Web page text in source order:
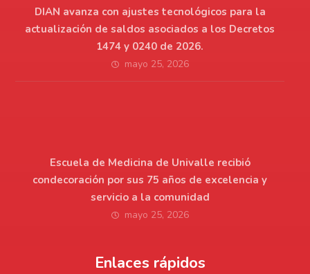
DIAN avanza con ajustes tecnológicos para la
actualización de saldos asociados a los Decretos
1474 y 0240 de 2026.
mayo 25, 2026
Escuela de Medicina de Univalle recibió
condecoración por sus 75 años de excelencia y
servicio a la comunidad
mayo 25, 2026
Enlaces rápidos